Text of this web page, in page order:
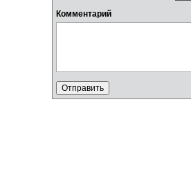
Комментарий